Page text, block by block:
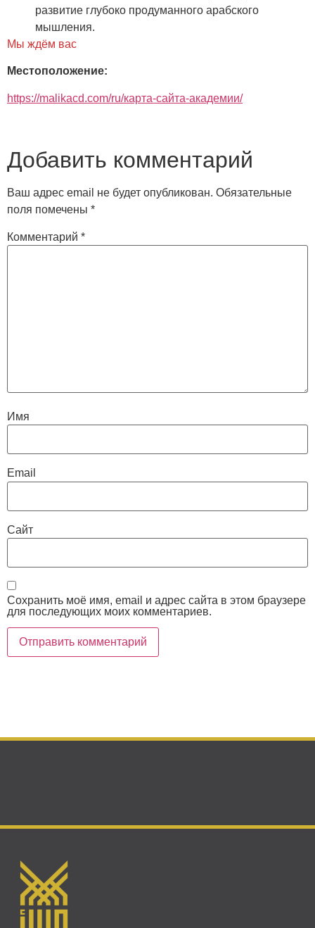
развитие глубоко продуманного арабского
мышления.
Мы ждём вас
Местоположение:
https://malikacd.com/ru/карта-сайта-академии/
Добавить комментарий
Ваш адрес email не будет опубликован. Обязательные
поля помечены *
Комментарий *
Имя
Email
Сайт
Сохранить моё имя, email и адрес сайта в этом браузере
для последующих моих комментариев.